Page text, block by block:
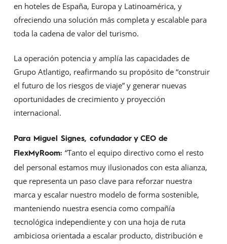
en hoteles de España, Europa y Latinoamérica, y
ofreciendo una solución más completa y escalable para
toda la cadena de valor del turismo.
La operación potencia y amplía las capacidades de
Grupo Atlantigo, reafirmando su propósito de “construir
el futuro de los riesgos de viaje” y generar nuevas
oportunidades de crecimiento y proyección
internacional.
Para Miguel Signes, cofundador y CEO de
FlexMyRoom: “Tanto el equipo directivo como el resto
del personal estamos muy ilusionados con esta alianza,
que representa un paso clave para reforzar nuestra
marca y escalar nuestro modelo de forma sostenible,
manteniendo nuestra esencia como compañía
tecnológica independiente y con una hoja de ruta
ambiciosa orientada a escalar producto, distribución e